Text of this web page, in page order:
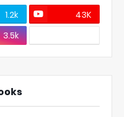
1.2k
43K
3.5k